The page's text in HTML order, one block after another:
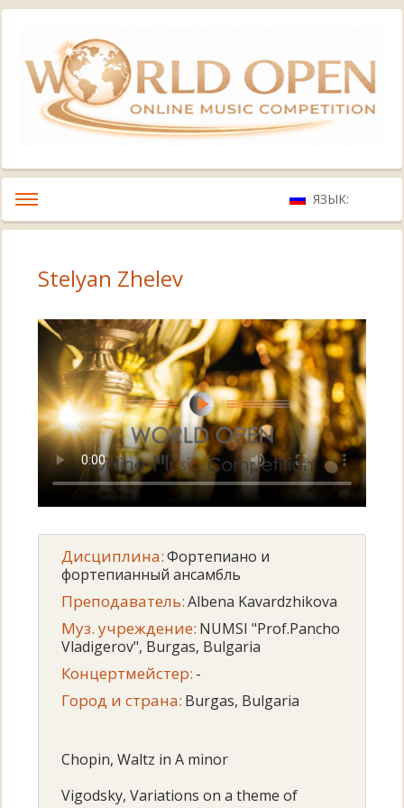
ЯЗЫК:
Stelyan Zhelev
Дисциплина:Фортепиано и
фортепианный ансамбль
Преподаватель:Albena Kavardzhikova
Муз. учреждение: NUMSI "Prof.Pancho
Vladigerov", Burgas, Bulgaria
Концертмейстер: -
Город и страна: Burgas, Bulgaria
Chopin, Waltz in A minor
Vigodsky, Variations on a theme of